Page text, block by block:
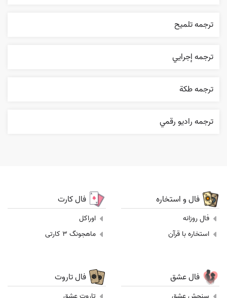
ترجمه تلميح
ترجمه إجرایي
ترجمه طکة
ترجمه راديو رقمي
فال و استخاره
فال روزانه
استخاره با قرآن
فال کارت
اوراکل
ماهجونگ 3 کارتی
فال عشق فال تاروت